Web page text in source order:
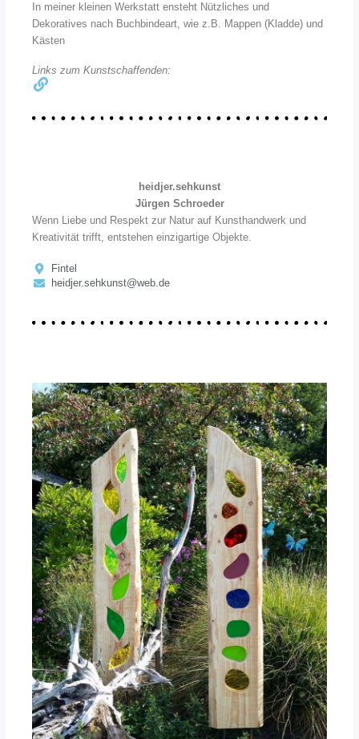
In meiner kleinen Werkstatt ensteht Nützliches und
Dekoratives nach Buchbindeart, wie z.B. Mappen (Kladde) und
Kästen
Links zum Kunstschaffenden:
heidjer.sehkunst
Jürgen Schroeder
Wenn Liebe und Respekt zur Natur auf Kunsthandwerk und
Kreativität trifft, entstehen einzigartige Objekte.
Fintel
heidjer.sehkunst@web.de